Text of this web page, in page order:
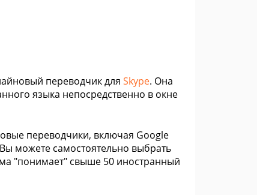
переводчик для Skype. Она
языка непосредственно в окне
переводчики, включая Google
можете самостоятельно выбрать
"понимает" свыше 50 иностранный